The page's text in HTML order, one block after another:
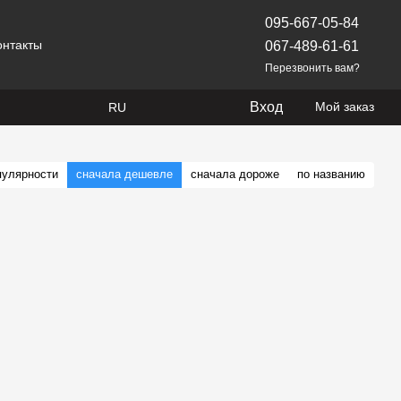
095-667-05-84
067-489-61-61
Перезвонить вам?
RU Вход Мой заказ
сначала дешевле сначала дороже по названию